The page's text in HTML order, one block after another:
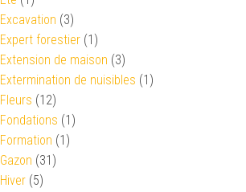
Excavation (3)
Expert forestier (1)
Extension de maison (3)
Extermination de nuisibles (1)
Fleurs (12)
Fondations (1)
Formation (1)
Gazon (31)
Hiver (5)